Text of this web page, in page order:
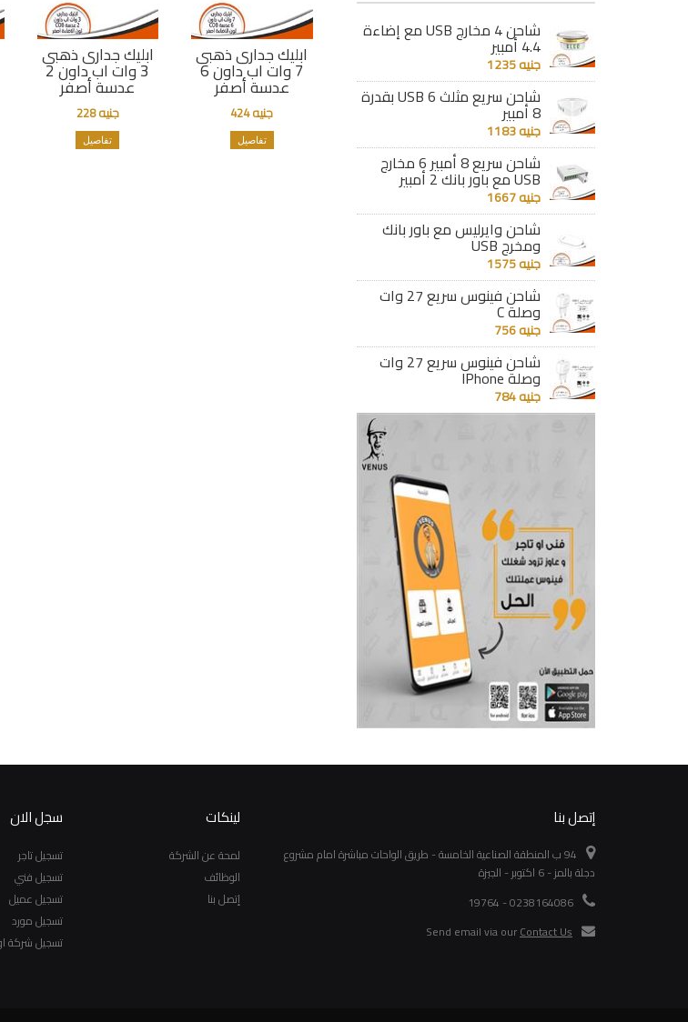
شاحن 4 مخارج USB مع إضاءة
4.4 أمبير
جنيه 1235
شاحن سريع مثلث 6 USB بقدرة
8 أمبير
جنيه 1183
شاحن سريع 8 أمبير 6 مخارج
USB مع باور بانك 2 أمبير
جنيه 1667
شاحن وايرليس مع باور بانك
ومخرج USB
جنيه 1575
شاحن فينوس سريع 27 وات
وصلة C
جنيه 756
شاحن فينوس سريع 27 وات
وصلة IPhone
جنيه 784
ابليك جدارى ذهبى
7 وات اب داون 6
عدسة أصفر
جنيه 424
تفاصيل
ابليك جدارى ذهبى
3 وات اب داون 2
عدسة أصفر
جنيه 228
تفاصيل
إتصل بنا
94 ب المنطقة الصناعية الخامسة - طريق الواحات مباشرة امام مشروع
دجلة بالمز - 6 اكتوبر - الجيزة
0238164086 - 19764
Send email via ourContact Us
لينكات
لمحة عن الشركة
الوظائف
إتصل بنا
سجل الان
تسجيل تاجر
تسجيل فني
تسجيل عميل
تسجيل مورد
تسجيل شركة